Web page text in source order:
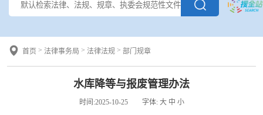
首页 > 法律事务局 > 法律法规 > 部门规章
水库降等与报废管理办法
时间:2025-10-25 字体: 大 中 小